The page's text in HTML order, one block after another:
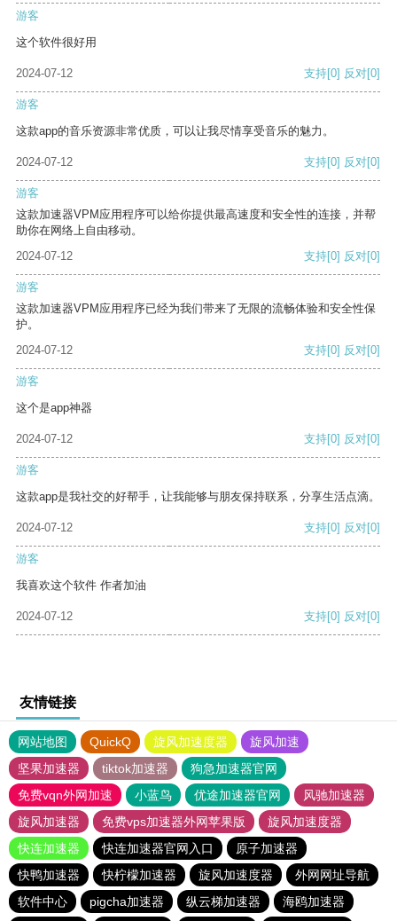
游客
这个软件很好用
2024-07-12 支持[0] 反对[0]
游客
这款app的音乐资源非常优质，可以让我尽情享受音乐的魅力。
2024-07-12 支持[0] 反对[0]
游客
这款加速器VPM应用程序可以给你提供最高速度和安全性的连接，并帮
助你在网络上自由移动。
2024-07-12
支持[0] 反对[0]
游客
这款加速器VPM应用程序已经为我们带来了无限的流畅体验和安全性保
护。
2024-07-12
支持[0] 反对[0]
游客
这个是app神器
2024-07-12 支持[0] 反对[0]
游客
这款app是我社交的好帮手，让我能够与朋友保持联系，分享生活点滴。
2024-07-12 支持[0] 反对[0]
游客
我喜欢这个软件 作者加油
2024-07-12 支持[0] 反对[0]
友情链接
网站地图 QuickQ 旋风加速度器
旋风加速
坚果加速器
tiktok加速器
狗急加速器官网
免费vqn外网加速
小蓝鸟 优途加速器官网
风驰加速器
旋风加速器
免费vps加速器外网苹果版
旋风加速度器
快连加速器
快连加速器官网入口
原子加速器
快鸭加速器
快柠檬加速器 旋风加速度器
外网网址导航
软件中心
pigcha加速器 纵云梯加速器 海鸥加速器